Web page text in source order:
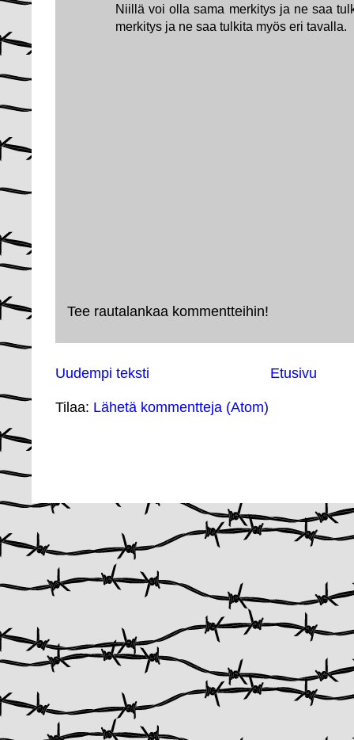
Niillä voi olla sama merkitys ja ne saa
merkitys ja ne saa tulkita myös eri tavalla.
Tee rautalankaa kommentteihin!
Uudempi teksti Etusivu
Tilaa: Lähetä kommentteja (Atom)